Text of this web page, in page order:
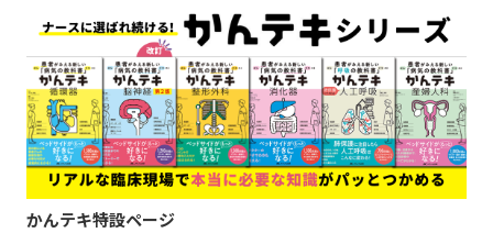
かんテキ特設ページ